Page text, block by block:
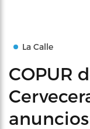
La Calle
COPUR